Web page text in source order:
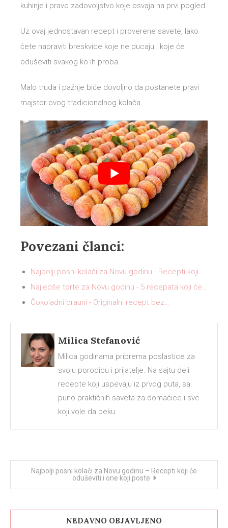
kuhinje i pravo zadovoljstvo koje osvaja na prvi pogled.
Uz ovaj jednostavan recept i proverene savete, lako
ćete napraviti breskvice koje ne pucaju i koje će
oduševiti svakog ko ih proba.
Malo truda i pažnje biće dovoljno da postanete pravi
majstor ovog tradicionalnog kolača.
Povezani članci:
Najbolji posni kolači za Novu godinu - Recepti koji…
Najlepše torte za Novu godinu - 5 recepata koji će…
Čokoladni brauni - Originalni recept bez…
Milica Stefanović
Milica godinama priprema poslastice za
svoju porodicu i prijatelje. Na sajtu deli
recepte koji uspevaju iz prvog puta, sa
puno praktičnih saveta za domaćice i sve
koji vole da peku.
Kretanje
članka
Najbolji posni kolači za Novu godinu – Recepti koji će
oduševiti i one koji poste
NEDAVNO OBJAVLJENO